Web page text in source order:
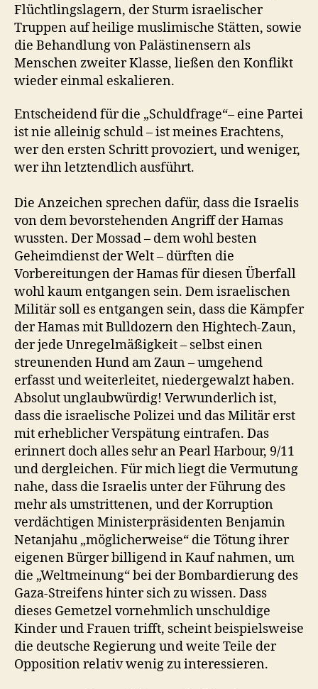
Flüchtlingslagern, der Sturm israelischer
Truppen auf heilige muslimische Stätten, sowie
die Behandlung von Palästinensern als
Menschen zweiter Klasse, ließen den Konflikt
wieder einmal eskalieren.
Entscheidend für die „Schuldfrage“– eine Partei
ist nie alleinig schuld – ist meines Erachtens,
wer den ersten Schritt provoziert, und weniger,
wer ihn letztendlich ausführt.
Die Anzeichen sprechen dafür, dass die Israelis
von dem bevorstehenden Angriff der Hamas
wussten. Der Mossad – dem wohl besten
Geheimdienst der Welt – dürften die
Vorbereitungen der Hamas für diesen Überfall
wohl kaum entgangen sein. Dem israelischen
Militär soll es entgangen sein, dass die Kämpfer
der Hamas mit Bulldozern den Hightech-Zaun,
der jede Unregelmäßigkeit – selbst einen
streunenden Hund am Zaun – umgehend
erfasst und weiterleitet, niedergewalzt haben.
Absolut unglaubwürdig! Verwunderlich ist,
dass die israelische Polizei und das Militär erst
mit erheblicher Verspätung eintrafen. Das
erinnert doch alles sehr an Pearl Harbour, 9/11
und dergleichen. Für mich liegt die Vermutung
nahe, dass die Israelis unter der Führung des
mehr als umstrittenen, und der Korruption
verdächtigen Ministerpräsidenten Benjamin
Netanjahu „möglicherweise“ die Tötung ihrer
eigenen Bürger billigend in Kauf nahmen, um
die „Weltmeinung“ bei der Bombardierung des
Gaza-Streifens hinter sich zu wissen. Dass
dieses Gemetzel vornehmlich unschuldige
Kinder und Frauen trifft, scheint beispielsweise
die deutsche Regierung und weite Teile der
Opposition relativ wenig zu interessieren.